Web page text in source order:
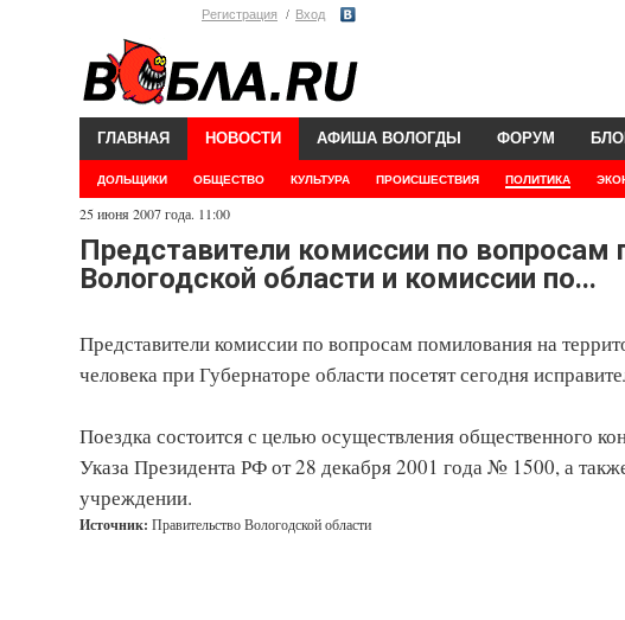
Регистрация Вход
ГЛАВНАЯ НОВОСТИ
ДОЛЬЩИКИ ОБЩЕСТВО КУЛЬТУРА ПРОИСШЕСТВИЯ ПОЛИТИКА
АФИША ВОЛОГДЫ ФОРУМ
25 июня 2007 года. 11:00
Представители комиссии по вопросам
Вологодской области и комиссии по...
Представители комиссии по вопросам помилования на
человека при Губернаторе области посетят сегодня
Поездка состоится с целью осуществления общественного
Указа Президента РФ от 28 декабря 2001 года № 1500, а
учреждении.
Источник: Правительство Вологодской области